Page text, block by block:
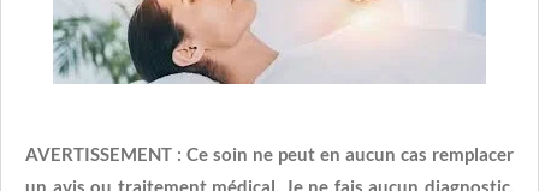
AVERTISSEMENT : Ce soin ne peut en aucun cas remplacer
un avis ou traitement médical. Je ne fais aucun diagnostic,